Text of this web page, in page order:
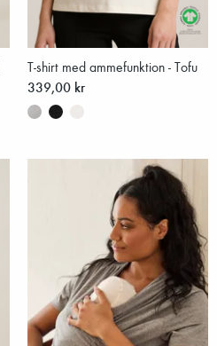
T-shirt med ammefunktion - Tofu
339,00 kr